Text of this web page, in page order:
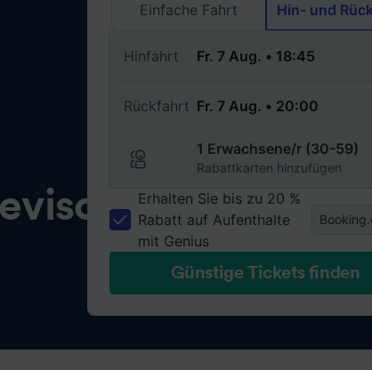
Einfache Fahrt
Hin- und
Hinfahrt
Rückfahrt
1 Erwachsene/r (30-59)
Rabattkarten hinzufügen
Erhalten Sie bis zu 20 %
Rabatt auf Aufenthalte
mit Genius
Günstige Tickets finden